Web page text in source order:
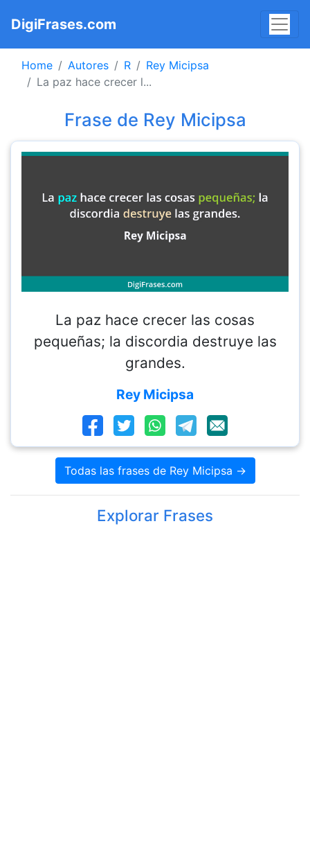
DigiFrases.com
Home Autores R
Rey Micipsa
La paz hace crecer l...
Frase de Rey Micipsa
La paz hace crecer las cosas
pequeñas; la discordia destruye las
grandes.
Rey Micipsa
Todas las frases de Rey Micipsa →
Explorar Frases